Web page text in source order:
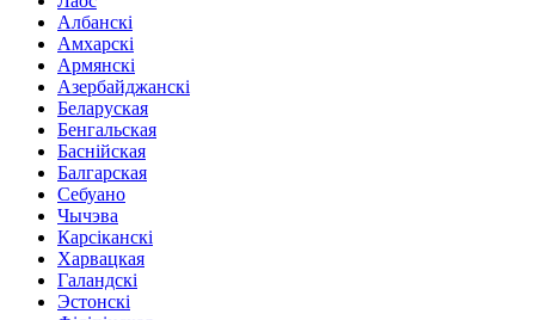
Албанскі
Амхарскі
Армянскі
Азербайджанскі
Беларуская
Бенгальская
Баснійская
Балгарская
Себуано
Чычэва
Карсіканскі
Харвацкая
Галандскі
Эстонскі